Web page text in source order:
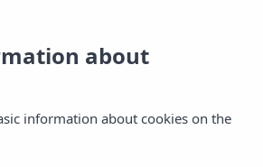
about
information about cookies on the